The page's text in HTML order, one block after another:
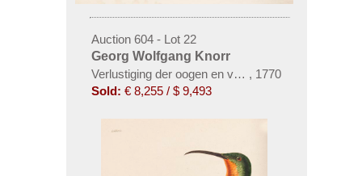
Auction 604 - Lot 22
Georg Wolfgang Knorr
Verlustiging der oogen en van den geest. 6 Teile in
, 1770
Sold: € 8,255 / $ 9,493